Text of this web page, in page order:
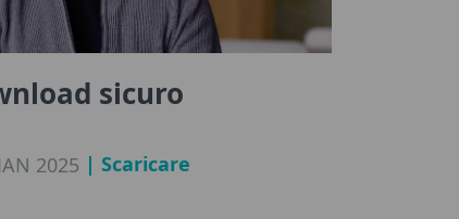
sicuro
2025 | Scaricare